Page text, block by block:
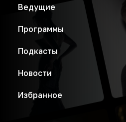
Ведущие
Программы
Подкасты
Новости
Избранное